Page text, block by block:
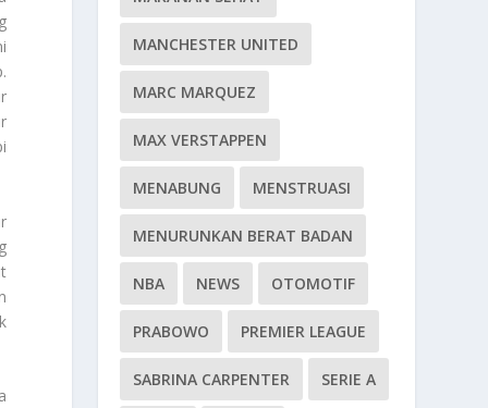
MANCHESTER UNITED
MARC MARQUEZ
MAX VERSTAPPEN
MENABUNG MENSTRUASI
MENURUNKAN BERAT BADAN
NBA NEWS OTOMOTIF
PRABOWO PREMIER LEAGUE
SABRINA CARPENTER SERIE A